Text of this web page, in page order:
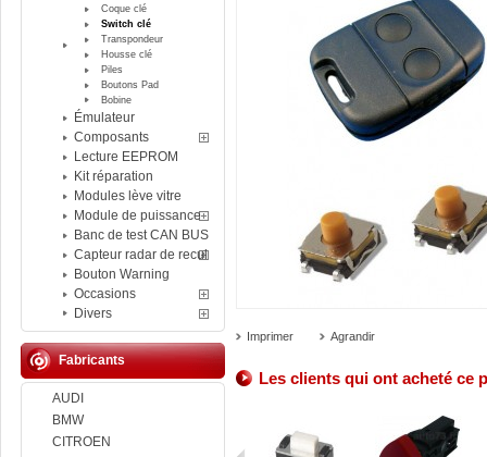
Coque clé
Switch clé
Transpondeur
Housse clé
Piles
Boutons Pad
Bobine
Émulateur
Composants
Lecture EEPROM
Kit réparation
Modules lève vitre
Module de puissance
Banc de test CAN BUS
Capteur radar de recul
Bouton Warning
Occasions
Divers
Fabricants
AUDI
BMW
CITROEN
Imprimer Agrandir
Les clients qui ont acheté ce